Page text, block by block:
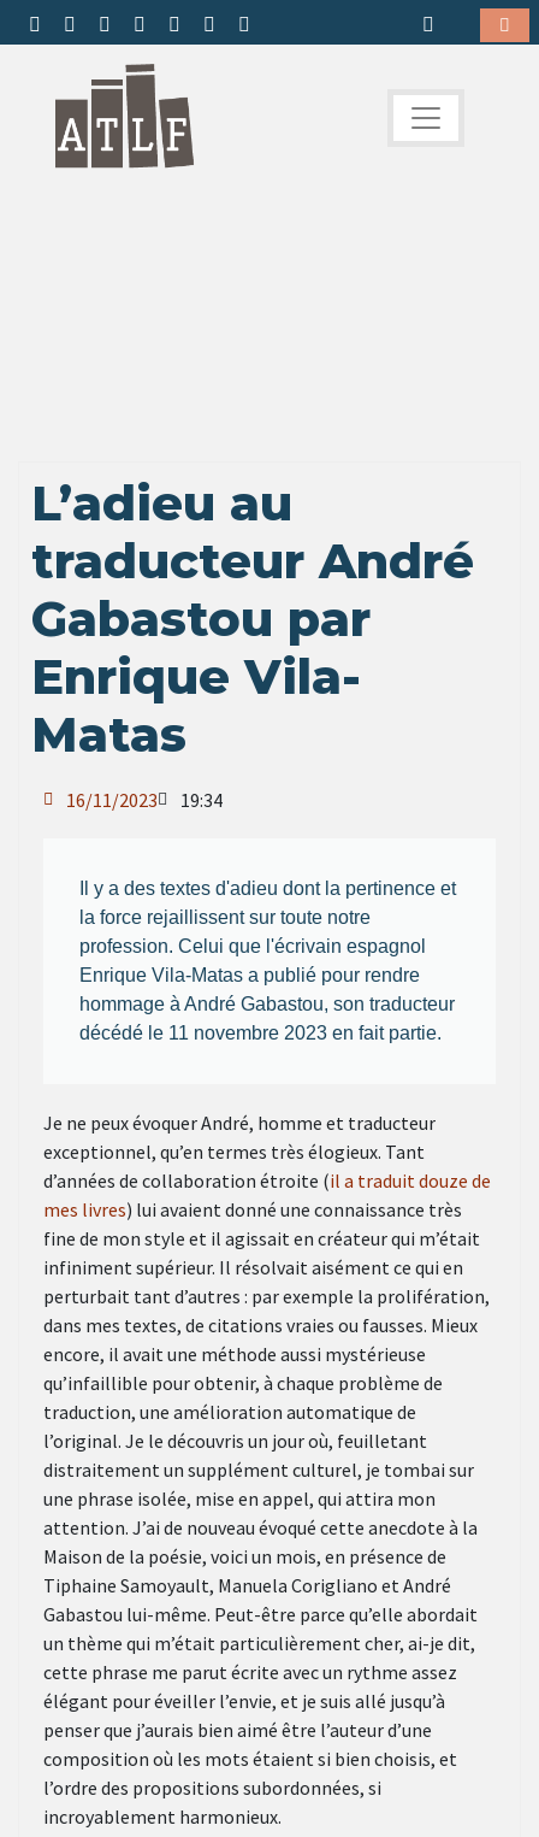
L’adieu au
traducteur André
Gabastou par
Enrique Vila-
Matas
16/11/2023 19:34
Il y a des textes d'adieu dont la pertinence et
la force rejaillissent sur toute notre
profession. Celui que l'écrivain espagnol
Enrique Vila-Matas a publié pour rendre
hommage à André Gabastou, son traducteur
décédé le 11 novembre 2023 en fait partie.
Je ne peux évoquer André, homme et traducteur
exceptionnel, qu’en termes très élogieux. Tant
d’années de collaboration étroite (il a traduit douze de
mes livres) lui avaient donné une connaissance très
fine de mon style et il agissait en créateur qui m’était
infiniment supérieur. Il résolvait aisément ce qui en
perturbait tant d’autres : par exemple la prolifération,
dans mes textes, de citations vraies ou fausses. Mieux
encore, il avait une méthode aussi mystérieuse
qu’infaillible pour obtenir, à chaque problème de
traduction, une amélioration automatique de
l’original. Je le découvris un jour où, feuilletant
distraitement un supplément culturel, je tombai sur
une phrase isolée, mise en appel, qui attira mon
attention. J’ai de nouveau évoqué cette anecdote à la
Maison de la poésie, voici un mois, en présence de
Tiphaine Samoyault, Manuela Corigliano et André
Gabastou lui-même. Peut-être parce qu’elle abordait
un thème qui m’était particulièrement cher, ai-je dit,
cette phrase me parut écrite avec un rythme assez
élégant pour éveiller l’envie, et je suis allé jusqu’à
penser que j’aurais bien aimé être l’auteur d’une
composition où les mots étaient si bien choisis, et
l’ordre des propositions subordonnées, si
incroyablement harmonieux.